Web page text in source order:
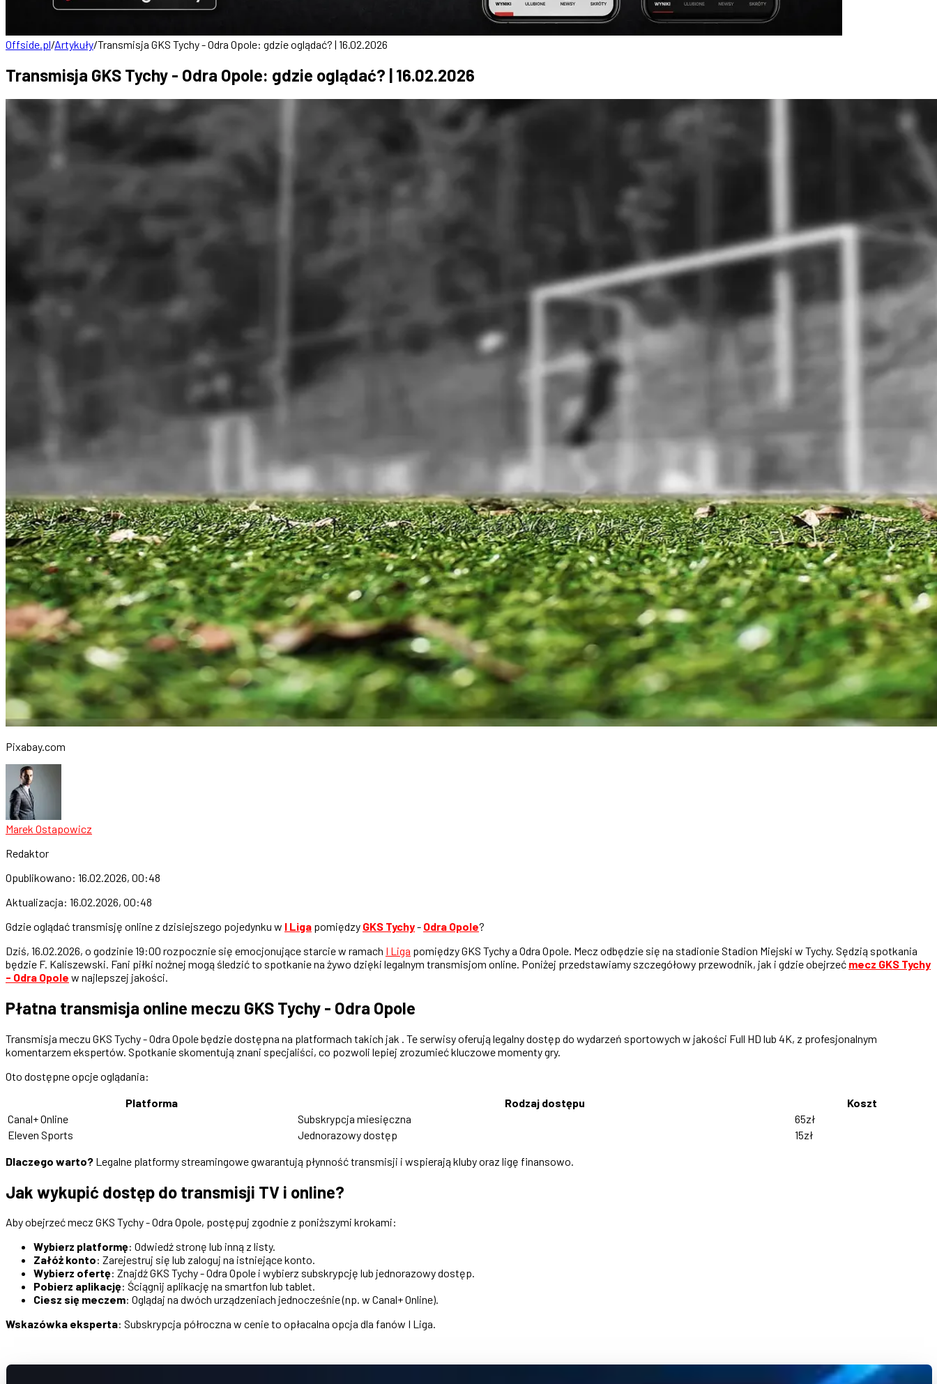
Offside.pl/Artykuły/Transmisja GKS Tychy - Odra Opole: gdzie oglądać? | 16.02.2026
Transmisja GKS Tychy - Odra Opole: gdzie oglądać? | 16.02.2026
Pixabay.com
Marek Ostapowicz
Redaktor
Opublikowano: 16.02.2026, 00:48
Aktualizacja: 16.02.2026, 00:48
Gdzie oglądać transmisję online z dzisiejszego pojedynku w I Liga pomiędzy GKS Tychy- Odra Opole?
Dziś, 16.02.2026, o godzinie 19:00 rozpocznie się emocjonujące starcie w ramach I Liga pomiędzy GKS Tychy a Odra Opole. Mecz odbędzie się na stadionie Stadion Miejski w Tychy. Sędzią spotkania
będzie F. Kaliszewski. Fani piłki nożnej mogą śledzić to spotkanie na żywo dzięki legalnym transmisjom online. Poniżej przedstawiamy szczegółowy przewodnik, jak i gdzie obejrzeć mecz GKS Tychy
- Odra Opole w najlepszej jakości.
Płatna transmisja online meczu GKS Tychy - Odra Opole
Transmisja meczu GKS Tychy - Odra Opole będzie dostępna na platformach takich jak . Te serwisy oferują legalny dostęp do wydarzeń sportowych w jakości Full HD lub 4K, z profesjonalnym
komentarzem ekspertów. Spotkanie skomentują znani specjaliści, co pozwoli lepiej zrozumieć kluczowe momenty gry.
Oto dostępne opcje oglądania:
Platforma
Rodzaj dostępu
Koszt
Canal+ Online
Subskrypcja miesięczna
65zł
Eleven Sports
Jednorazowy dostęp
15zł
Dlaczego warto? Legalne platformy streamingowe gwarantują płynność transmisji i wspierają kluby oraz ligę finansowo.
Jak wykupić dostęp do transmisji TV i online?
Aby obejrzeć mecz GKS Tychy - Odra Opole, postępuj zgodnie z poniższymi krokami:
Wybierz platformę: Odwiedź stronę lub inną z listy.
Załóż konto: Zarejestruj się lub zaloguj na istniejące konto.
Wybierz ofertę: Znajdź GKS Tychy - Odra Opole i wybierz subskrypcję lub jednorazowy dostęp.
Pobierz aplikację: Ściągnij aplikację na smartfon lub tablet.
Ciesz się meczem: Oglądaj na dwóch urządzeniach jednocześnie (np. w Canal+ Online).
Wskazówka eksperta: Subskrypcja półroczna w cenie to opłacalna opcja dla fanów I Liga.